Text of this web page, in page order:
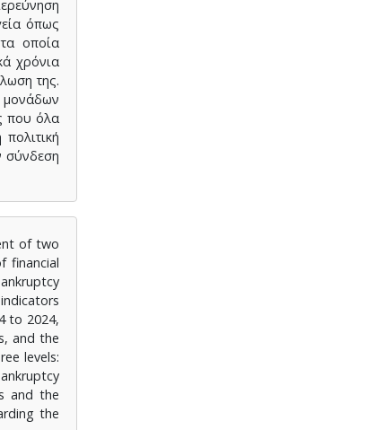
όπως
οποία
χρόνια
της.
μονάδων
που όλα
σύνδεση
of two
financial
to 2024,
and the
levels:
and the
the